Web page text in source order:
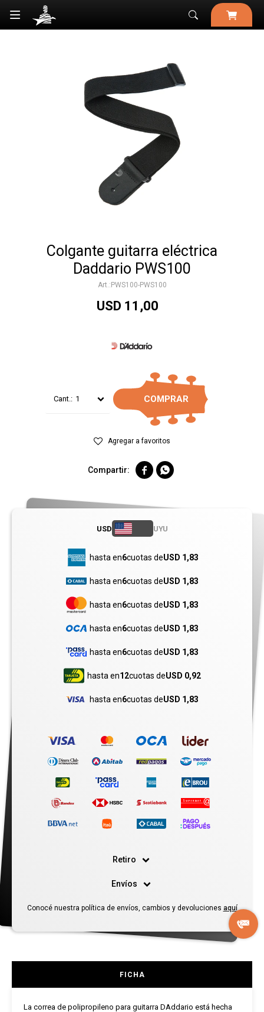

Colgante guitarra eléctrica
Daddario PWS100
PWS100-PWS100
USD 11,00
1 COMPRAR
 
USD UYU
hasta en6cuotas deUSD 1,83
hasta en6cuotas deUSD 1,83
hasta en6cuotas deUSD 1,83
hasta en6cuotas deUSD 1,83
hasta en6cuotas deUSD 1,83
hasta en12cuotas deUSD 0,92
hasta en6cuotas deUSD 1,83
Retiro
Envíos
Conocé nuestra política de envíos, cambios y devoluciones aquí
FICHA
La correa de polipropileno para guitarra DAddario está hecha